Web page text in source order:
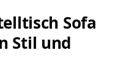
Sofa
Stil und